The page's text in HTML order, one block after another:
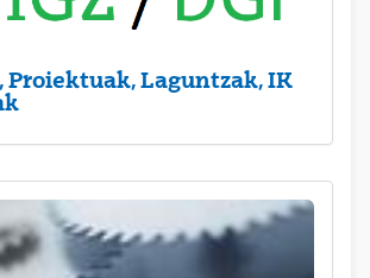
Proiektuak, Laguntzak, IK